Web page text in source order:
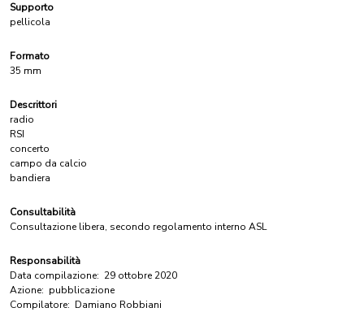
Supporto
pellicola
Formato
35 mm
Descrittori
radio
RSI
concerto
campo da calcio
bandiera
Consultabilità
Consultazione libera, secondo regolamento interno ASL
Responsabilità
Data compilazione: 29 ottobre 2020
Azione: pubblicazione
Compilatore: Damiano Robbiani